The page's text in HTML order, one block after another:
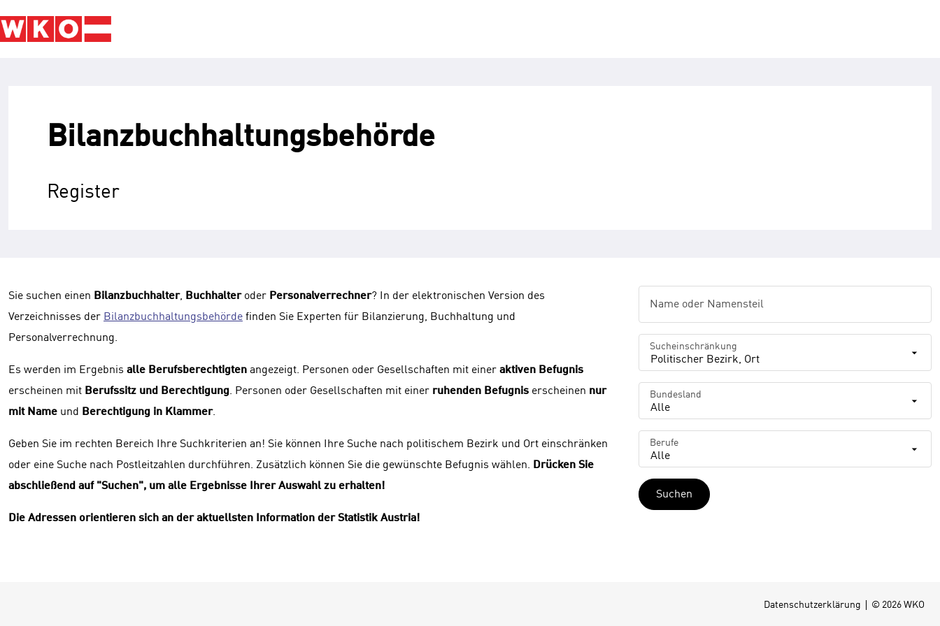
Bilanz­buchhaltungs­behörde
Register
Sie suchen einen Bilanzbuchhalter, Buchhalteroder Personalverrechner? In der elektronischen Version des
Verzeichnisses der Bilanzbuchhaltungsbehörde finden Sie Experten für Bilanzierung, Buchhaltung und
Personalverrechnung.
Es werden im Ergebnis alle Berufsberechtigten angezeigt. Personen oder Gesellschaften mit einer aktiven Befugnis
erscheinen mit Berufssitz und Berechtigung. Personen oder Gesellschaften mit einer ruhenden Befugnis erscheinen nur
mit Name und Berechtigung in Klammer.
Geben Sie im rechten Bereich Ihre Suchkriterien an! Sie können Ihre Suche nach politischem Bezirk und Ort einschränken
oder eine Suche nach Postleitzahlen durchführen. Zusätzlich können Sie die gewünschte Befugnis wählen. Drücken Sie
abschließend auf "Suchen", um alle Ergebnisse Ihrer Auswahl zu erhalten!
Die Adressen orientieren sich an der aktuellsten Information der Statistik Austria!
Name oder Namensteil
Politischer Bezirk, Ort
Sucheinschränkung
Alle
Bundesland
Alle
Berufe
Suchen
Datenschutzerklärung © 2026 WKO